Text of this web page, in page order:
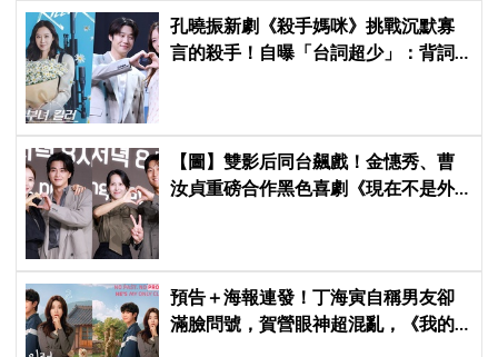
孔曉振新劇《殺手媽咪》挑戰沉默寡
言的殺手！自曝「台詞超少」：背詞
【圖】雙影后同台飆戲！金憓秀、曹
汝貞重磅合作黑色喜劇《現在不是外
預告＋海報連發！丁海寅自稱男友卻
滿臉問號，賀營眼神超混亂，《我的